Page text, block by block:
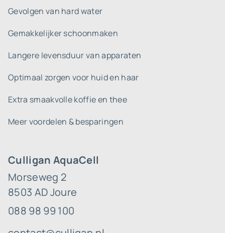
Culligan AquaCell
Morseweg 2
8503 AD Joure
088 98 99 100
Gevolgen van hard water
Gemakkelijker schoonmaken
Langere levensduur van apparaten
Optimaal zorgen voor huid en haar
Extra smaakvolle koffie en thee
Meer voordelen & besparingen